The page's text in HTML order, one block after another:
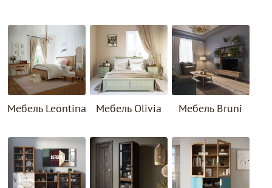
Мебель Leontina Мебель Olivia Мебель Bruni